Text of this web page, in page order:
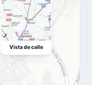
Vista de calle